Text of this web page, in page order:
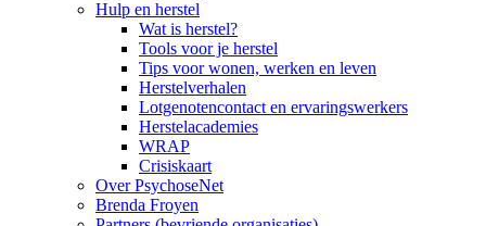
Hulp en herstel
Wat is herstel?
Tools voor je herstel
Tips voor wonen, werken en leven
Herstelverhalen
Lotgenotencontact en ervaringswerkers
Herstelacademies
WRAP
Crisiskaart
Over PsychoseNet
Brenda Froyen